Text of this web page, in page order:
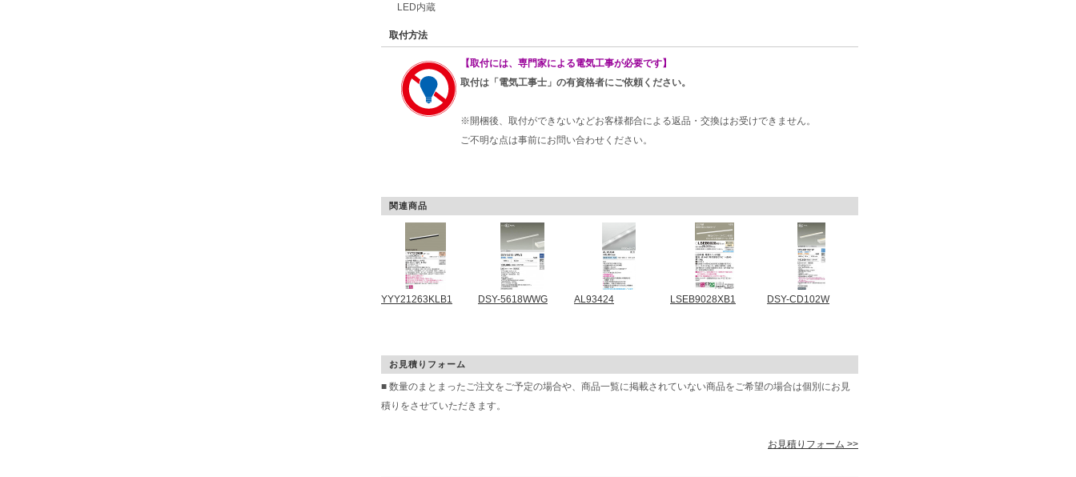
LED内蔵
取付方法
【取付には、専門家による電気工事が必要です】
取付は「電気工事士」の有資格者にご依頼ください。
※開梱後、取付ができないなどお客様都合による返品・交換はお受けできません。
ご不明な点は事前にお問い合わせください。
関連商品
YYY21263KLB1 DSY-5618WWG AL93424 LSEB9028XB1 DSY-CD102W
お見積りフォーム
■ 数量のまとまったご注文をご予定の場合や、商品一覧に掲載されていない商品をご希望の場合は個別にお見
積りをさせていただきます。
お見積りフォーム >>